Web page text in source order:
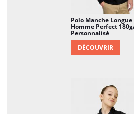
événement axé sur la
une manière élégante et
passer votre message tout
Polo Manche Longue
Homme Perfect
Personnalisé
DÉCOUVRIR